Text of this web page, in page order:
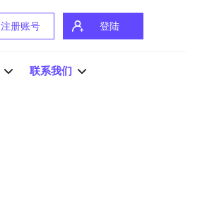
注册账号 登陆
联系我们